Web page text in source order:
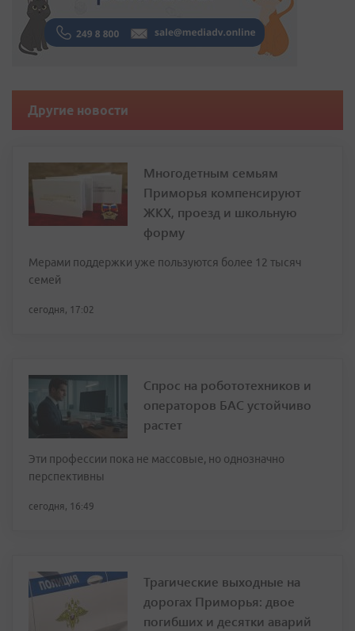
Другие новости
Многодетным семьям
Приморья компенсируют
ЖКХ, проезд и школьную
форму
Мерами поддержки уже пользуются более 12 тысяч
семей
сегодня, 17:02
Спрос на робототехников и
операторов БАС устойчиво
растет
Эти профессии пока не массовые, но однозначно
перспективны
сегодня, 16:49
Трагические выходные на
дорогах Приморья: двое
погибших и десятки аварий